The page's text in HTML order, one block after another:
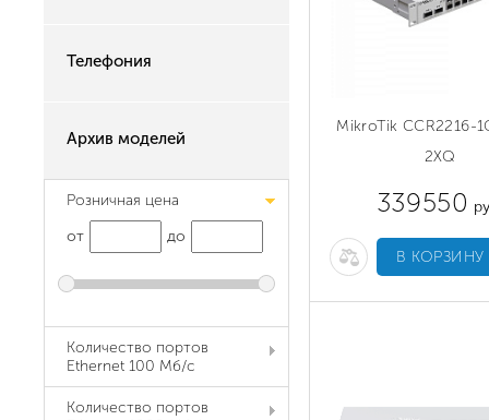
Телефония
Архив моделей
Розничная цена
от
до
Количество портов
Ethernet 100 Мб/с
Количество портов
MikroTik CCR2216-
2XQ
339550
В КОРЗИНУ